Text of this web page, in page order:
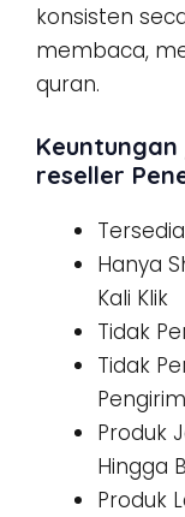
konsisten
membaca,
quran.
reseller
Hanya
Kali Klik
Tidak
Tidak
Produk
Hingga
Produk